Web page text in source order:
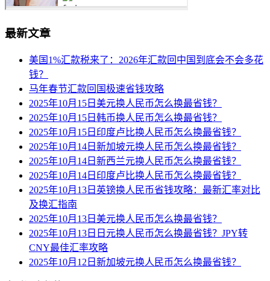
最新文章
美国1%汇款税来了：2026年汇款回中国到底会不会多花
钱？
马年春节汇款回国极速省钱攻略
2025年10月15日美元换人民币怎么换最省钱？
2025年10月15日韩币换人民币怎么换最省钱？
2025年10月15日印度卢比换人民币怎么换最省钱？
2025年10月14日新加坡元换人民币怎么换最省钱？
2025年10月14日新西兰元换人民币怎么换最省钱？
2025年10月14日印度卢比换人民币怎么换最省钱？
2025年10月13日英镑换人民币省钱攻略：最新汇率对比
及换汇指南
2025年10月13日美元换人民币怎么换最省钱？
2025年10月13日日元换人民币怎么换最省钱？JPY转
CNY最佳汇率攻略
2025年10月12日新加坡元换人民币怎么换最省钱？